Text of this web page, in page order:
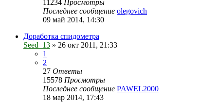
11234 Просмотры
Последнее сообщение olegovich
09 май 2014, 14:30
Доработка спидометра
Seed_13 » 26 окт 2011, 21:33
1
2
27 Ответы
15578 Просмотры
Последнее сообщение PAWEL2000
18 мар 2014, 17:43